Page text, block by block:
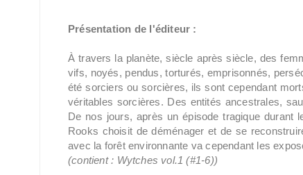
Présentation de l'éditeur :
À travers la planète, siècle après siècle, des
vifs, noyés, pendus, torturés, emprisonnés,
été sorciers ou sorcières, ils sont cependant
véritables sorcières. Des entités ancestrales,
De nos jours, après un épisode tragique durant
Rooks choisit de déménager et de se
avec la forêt environnante va cependant les
(contient : Wytches vol.1 (#1-6))